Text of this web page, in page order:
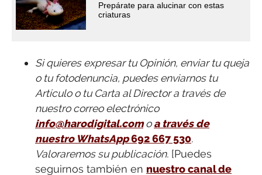
Prepárate para alucinar con estas
criaturas
Si quieres expresar tu Opinión, enviar tu queja
o tu fotodenuncia, puedes enviarnos tu
Artículo o tu Carta al Director a través de
nuestro correo electrónico
info@harodigital.comoa través de
nuestro WhatsApp692 667 530.
Valoraremos su publicación. [Puedes
seguirnos también en nuestro canal de